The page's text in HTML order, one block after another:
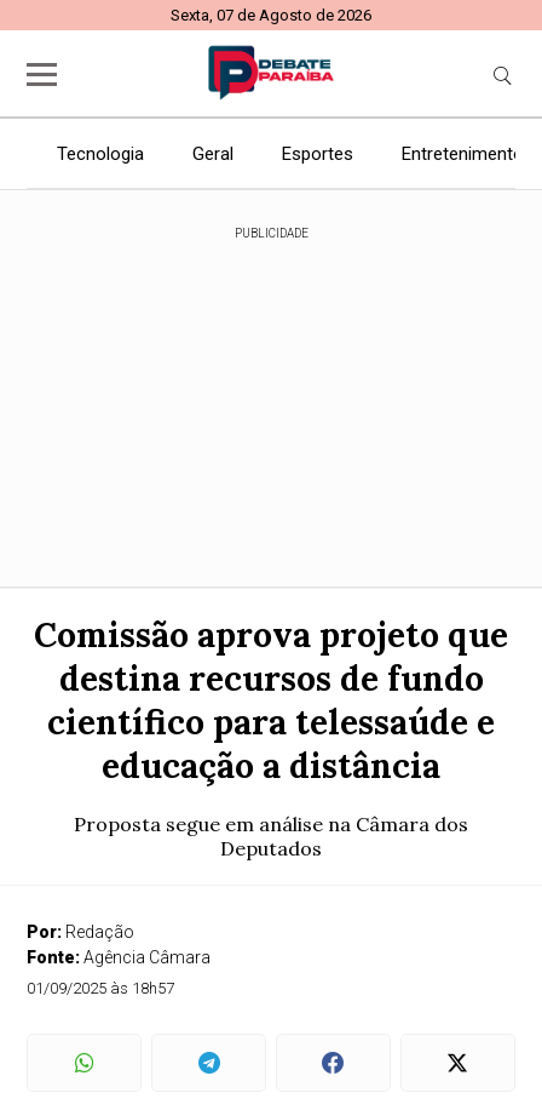
Sexta, 07 de Agosto de 2026
Tecnologia Geral Esportes Entretenimento
PUBLICIDADE
Comissão aprova projeto que
destina recursos de fundo
científico para telessaúde e
educação a distância
Proposta segue em análise na Câmara dos
Deputados
Por: Redação
Fonte:Agência Câmara
01/09/2025 às 18h57